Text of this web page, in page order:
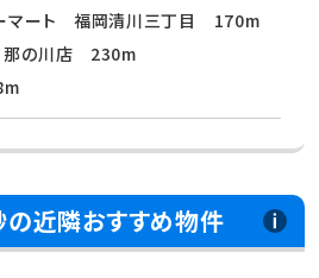
ーマート 福岡清川三丁目 170m
那の川店 230m
の近隣おすすめ物件